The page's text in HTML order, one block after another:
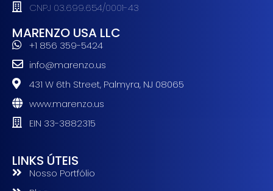
CNPJ 03.699.654/0001-43
MARENZO USA LLC
+1 856 359-5424
info@marenzo.us
431 W 6th Street, Palmyra, NJ 08065
www.marenzo.us
EIN 33-3882315
LINKS ÚTEIS
Nosso Portfólio